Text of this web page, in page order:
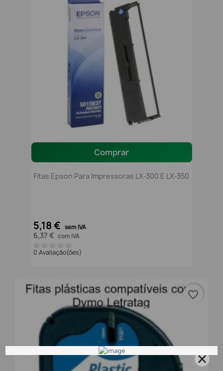
Comprar
Fitas Epson Para Impressoras LX-300 E LX-350
5,18 € sem IVA
6,37 € com IVA
0 Avaliação(ões)
favorite_border